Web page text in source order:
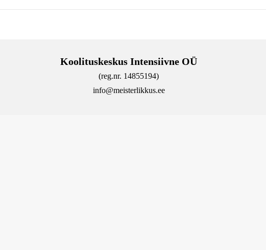
Koolituskeskus Intensiivne OÜ
(reg.nr. 14855194)
info@meisterlikkus.ee